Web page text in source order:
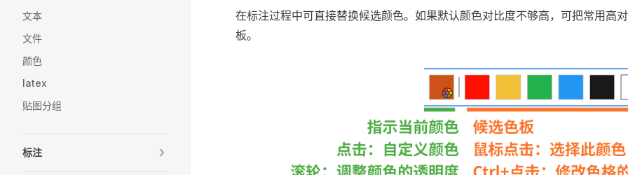
文本
文件
颜色
latex
贴图分组
标注
在标注过程中可直接替换候选颜色。如果默认颜色对比度不够高，可把常用高
板。